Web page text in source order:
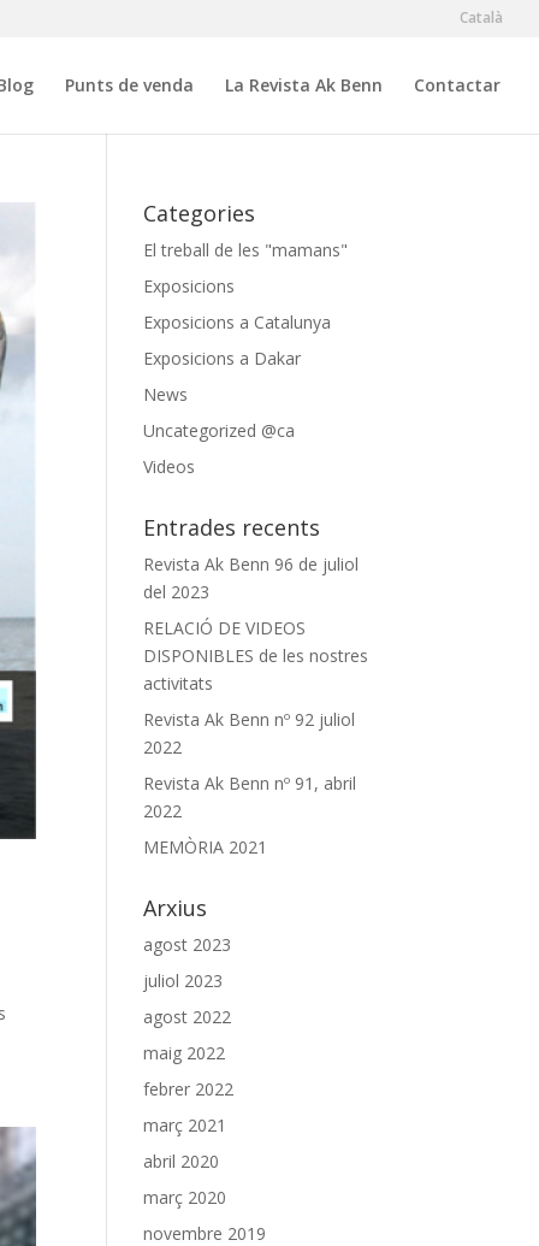
Català
Punts de venda La Revista Ak Benn Contactar
Categories
El treball de les "mamans"
Exposicions
Exposicions a Catalunya
Exposicions a Dakar
News
Uncategorized @ca
Videos
Entrades recents
Revista Ak Benn 96 de juliol
del 2023
RELACIÓ DE VIDEOS
DISPONIBLES de les nostres
activitats
Revista Ak Benn nº 92 juliol
2022
Revista Ak Benn nº 91, abril
2022
MEMÒRIA 2021
Arxius
agost 2023
juliol 2023
agost 2022
maig 2022
febrer 2022
març 2021
abril 2020
març 2020
novembre 2019